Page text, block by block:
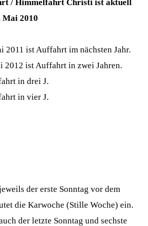
/ Himmelfahrt Christi ist aktuell
Mai 2010
2011 ist Auffahrt im nächsten Jahr.
2012 ist Auffahrt in zwei Jahren.
in drei J.
in vier J.
der erste Sonntag vor dem
die Karwoche (Stille Woche) ein.
der letzte Sonntag und sechste